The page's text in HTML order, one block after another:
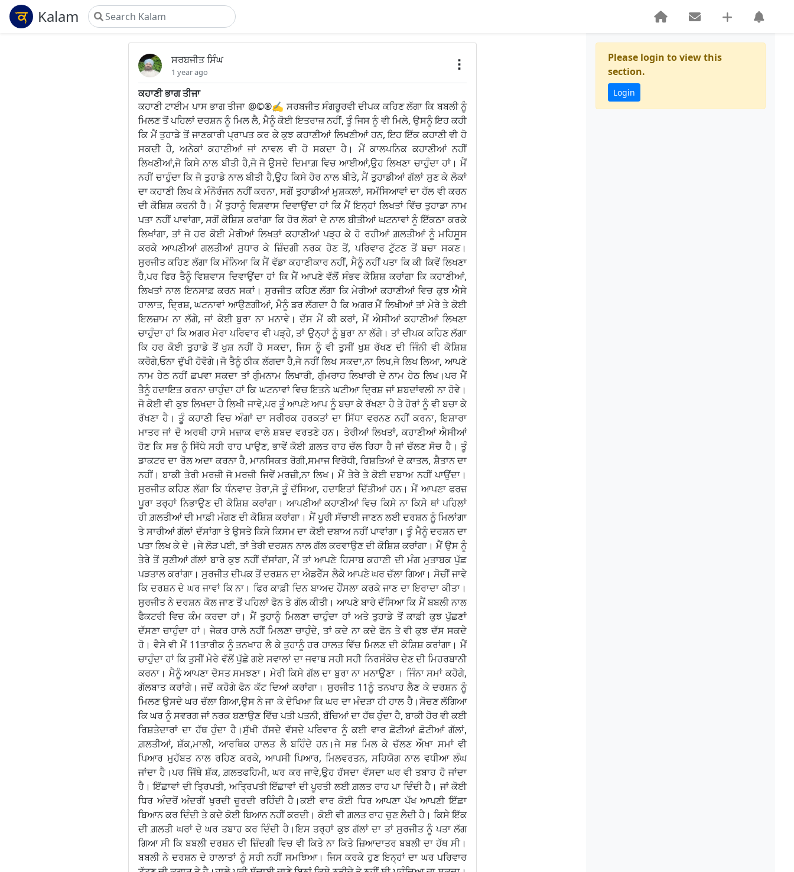
Kalam
ਸਰਬਜੀਤ ਸਿੰਘ
1 year ago
ਕਹਾਣੀ ਭਾਗ ਤੀਜਾ
ਕਹਾਣੀ ਟਾਈਮ ਪਾਸ ਭਾਗ ਤੀਜਾ @©®✍️ ਸਰਬਜੀਤ ਸੰਗਰੂਰਵੀ ਦੀਪਕ ਕਹਿਣ ਲੱਗਾ ਕਿ ਬਬਲੀ ਨੂੰ
ਮਿਲਣ ਤੋਂ ਪਹਿਲਾਂ ਦਰਸ਼ਨ ਨੂੰ ਮਿਲ ਲੈ, ਮੈਨੂੰ ਕੋਈ ਇਤਰਾਜ਼ ਨਹੀਂ, ਤੂੰ ਜਿਸ ਨੂੰ ਵੀ ਮਿਲੇ, ਉਸਨੂੰ ਇਹ ਕਹੀ
ਕਿ ਮੈਂ ਤੁਹਾਡੇ ਤੋਂ ਜਾਣਕਾਰੀ ਪ੍ਰਾਪਤ ਕਰ ਕੇ ਕੁਝ ਕਹਾਣੀਆਂ ਲਿਖਣੀਆਂ ਹਨ, ਇਹ ਇੱਕ ਕਹਾਣੀ ਵੀ ਹੋ
ਸਕਦੀ ਹੈ, ਅਨੇਕਾਂ ਕਹਾਣੀਆਂ ਜਾਂ ਨਾਵਲ ਵੀ ਹੋ ਸਕਦਾ ਹੈ। ਮੈਂ ਕਾਲਪਨਿਕ ਕਹਾਣੀਆਂ ਨਹੀਂ
ਲਿਖਣੀਆਂ,ਜੋ ਕਿਸੇ ਨਾਲ ਬੀਤੀ ਹੈ,ਜੋ ਜੋ ਉਸਦੇ ਦਿਮਾਗ਼ ਵਿਚ ਆਈਆਂ,ਉਹ ਲਿਖਣਾ ਚਾਹੁੰਦਾ ਹਾਂ। ਮੈਂ
ਨਹੀਂ ਚਾਹੁੰਦਾ ਕਿ ਜੋ ਤੁਹਾਡੇ ਨਾਲ ਬੀਤੀ ਹੈ,ਉਹ ਕਿਸੇ ਹੋਰ ਨਾਲ ਬੀਤੇ, ਮੈਂ ਤੁਹਾਡੀਆਂ ਗੱਲਾਂ ਸੁਣ ਕੇ ਲੋਕਾਂ
ਦਾ ਕਹਾਣੀ ਲਿਖ ਕੇ ਮੰਨੋਰੰਜਨ ਨਹੀਂ ਕਰਨਾ, ਸਗੋਂ ਤੁਹਾਡੀਆਂ ਮੁਸ਼ਕਲਾਂ, ਸਮੱਸਿਆਵਾਂ ਦਾ ਹੱਲ ਵੀ ਕਰਨ
ਦੀ ਕੋਸ਼ਿਸ਼ ਕਰਨੀ ਹੈ। ਮੈਂ ਤੁਹਾਨੂੰ ਵਿਸ਼ਵਾਸ ਦਿਵਾਉਂਦਾ ਹਾਂ ਕਿ ਮੈਂ ਇਨ੍ਹਾਂ ਲਿਖਤਾਂ ਵਿੱਚ ਤੁਹਾਡਾ ਨਾਮ
ਪਤਾ ਨਹੀਂ ਪਾਵਾਂਗਾ, ਸਗੋਂ ਕੋਸ਼ਿਸ਼ ਕਰਾਂਗਾ ਕਿ ਹੋਰ ਲੋਕਾਂ ਦੇ ਨਾਲ ਬੀਤੀਆਂ ਘਟਨਾਵਾਂ ਨੂੰ ਇੱਕਠਾ ਕਰਕੇ
ਲਿਖਾਂਗਾ, ਤਾਂ ਜੋ ਹਰ ਕੋਈ ਮੇਰੀਆਂ ਲਿਖਤਾਂ ਕਹਾਣੀਆਂ ਪੜ੍ਹ ਕੇ ਹੋ ਰਹੀਆਂ ਗ਼ਲਤੀਆਂ ਨੂੰ ਮਹਿਸੂਸ
ਕਰਕੇ ਆਪਣੀਆਂ ਗਲਤੀਆਂ ਸੁਧਾਰ ਕੇ ਜ਼ਿੰਦਗੀ ਨਰਕ ਹੋਣ ਤੋਂ, ਪਰਿਵਾਰ ਟੁੱਟਣ ਤੋਂ ਬਚਾ ਸਕਣ।
ਸੁਰਜੀਤ ਕਹਿਣ ਲੱਗਾ ਕਿ ਮੰਨਿਆ ਕਿ ਮੈਂ ਵੱਡਾ ਕਹਾਣੀਕਾਰ ਨਹੀਂ, ਮੈਨੂੰ ਨਹੀਂ ਪਤਾ ਕਿ ਕੀ ਕਿਵੇਂ ਲਿਖਣਾ
ਹੈ,ਪਰ ਫਿਰ ਤੈਨੂੰ ਵਿਸ਼ਵਾਸ ਦਿਵਾਉਂਦਾ ਹਾਂ ਕਿ ਮੈਂ ਆਪਣੇ ਵੱਲੋਂ ਸੰਭਵ ਕੋਸ਼ਿਸ਼ ਕਰਾਂਗਾ ਕਿ ਕਹਾਣੀਆਂ,
ਲਿਖਤਾਂ ਨਾਲ ਇਨਸਾਫ਼ ਕਰਨ ਸਕਾਂ। ਸੁਰਜੀਤ ਕਹਿਣ ਲੱਗਾ ਕਿ ਮੇਰੀਆਂ ਕਹਾਣੀਆਂ ਵਿਚ ਕੁਝ ਐਸੇ
ਹਾਲਾਤ, ਦ੍ਰਿਸ਼, ਘਟਨਾਵਾਂ ਆਉਣਗੀਆਂ, ਮੈਨੂੰ ਡਰ ਲੱਗਦਾ ਹੈ ਕਿ ਅਗਰ ਮੈਂ ਲਿਖੀਆਂ ਤਾਂ ਮੇਰੇ ਤੇ ਕੋਈ
ਇਲਜ਼ਾਮ ਨਾ ਲੱਗੇ, ਜਾਂ ਕੋਈ ਬੁਰਾ ਨਾ ਮਨਾਵੇ। ਦੱਸ ਮੈਂ ਕੀ ਕਰਾਂ, ਮੈਂ ਐਸੀਆਂ ਕਹਾਣੀਆਂ ਲਿਖਣਾ
ਚਾਹੁੰਦਾ ਹਾਂ ਕਿ ਅਗਰ ਮੇਰਾ ਪਰਿਵਾਰ ਵੀ ਪੜ੍ਹੇ, ਤਾਂ ਉਨ੍ਹਾਂ ਨੂੰ ਬੁਰਾ ਨਾ ਲੱਗੇ। ਤਾਂ ਦੀਪਕ ਕਹਿਣ ਲੱਗਾ
ਕਿ ਹਰ ਕੋਈ ਤੁਹਾਡੇ ਤੋਂ ਖੁਸ਼ ਨਹੀਂ ਹੋ ਸਕਦਾ, ਜਿਸ ਨੂੰ ਵੀ ਤੁਸੀਂ ਖੁਸ਼ ਰੱਖਣ ਦੀ ਜਿੰਨੀ ਵੀ ਕੋਸ਼ਿਸ਼
ਕਰੋਗੇ,ਓਨਾ ਦੁੱਖੀ ਹੋਵੋਗੇ।ਜੋ ਤੈਨੂੰ ਠੀਕ ਲੱਗਦਾ ਹੈ,ਜੇ ਨਹੀਂ ਲਿਖ ਸਕਦਾ,ਨਾ ਲਿਖ,ਜੇ ਲਿਖ ਲਿਆ, ਆਪਣੇ
ਨਾਮ ਹੇਠ ਨਹੀਂ ਛਪਵਾ ਸਕਦਾ ਤਾਂ ਗੁੰਮਨਾਮ ਲਿਖਾਰੀ, ਗੁੰਮਰਾਹ ਲਿਖਾਰੀ ਦੇ ਨਾਮ ਹੇਠ ਲਿਖ।ਪਰ ਮੈਂ
ਤੈਨੂੰ ਹਦਾਇਤ ਕਰਨਾ ਚਾਹੁੰਦਾ ਹਾਂ ਕਿ ਘਟਨਾਵਾਂ ਵਿਚ ਇਤਨੇ ਘਟੀਆ ਦ੍ਰਿਸ਼ ਜਾਂ ਸ਼ਬਦਾਂਵਲੀ ਨਾ ਹੋਵੇ।
ਜੋ ਕੋਈ ਵੀ ਕੁਝ ਲਿਖਦਾ ਹੈ ਲਿਖੀ ਜਾਵੇ,ਪਰ ਤੂੰ ਆਪਣੇ ਆਪ ਨੂੰ ਬਚਾ ਕੇ ਰੱਖਣਾ ਹੈ ਤੇ ਹੋਰਾਂ ਨੂੰ ਵੀ ਬਚਾ ਕੇ
ਰੱਖਣਾ ਹੈ। ਤੂੰ ਕਹਾਣੀ ਵਿਚ ਅੰਗਾਂ ਦਾ ਸਰੀਰਕ ਹਰਕਤਾਂ ਦਾ ਸਿੱਧਾ ਵਰਨਣ ਨਹੀਂ ਕਰਨਾ, ਇਸ਼ਾਰਾ
ਮਾਤਰ ਜਾਂ ਦੋ ਅਰਥੀ ਹਾਸੇ ਮਜ਼ਾਕ ਵਾਲੇ ਸ਼ਬਦ ਵਰਤਣੇ ਹਨ। ਤੇਰੀਆਂ ਲਿਖਤਾਂ, ਕਹਾਣੀਆਂ ਐਸੀਆਂ
ਹੋਣ ਕਿ ਸਭ ਨੂੰ ਸਿੱਧੇ ਸਹੀ ਰਾਹ ਪਾਉਣ, ਭਾਵੇਂ ਕੋਈ ਗ਼ਲਤ ਰਾਹ ਚੱਲ ਰਿਹਾ ਹੈ ਜਾਂ ਚੱਲਣ ਸੋਚ ਹੈ। ਤੂੰ
ਡਾਕਟਰ ਦਾ ਰੋਲ ਅਦਾ ਕਰਨਾ ਹੈ, ਮਾਨਸਿਕਤ ਰੋਗੀ,ਸਮਾਜ ਵਿਰੋਧੀ, ਰਿਸ਼ਤਿਆਂ ਦੇ ਕਾਤਲ, ਸ਼ੈਤਾਨ ਦਾ
ਨਹੀਂ। ਬਾਕੀ ਤੇਰੀ ਮਰਜ਼ੀ ਜੋ ਮਰਜ਼ੀ ਜਿਵੇਂ ਮਰਜ਼ੀ,ਨਾ ਲਿਖ। ਮੈਂ ਤੇਰੇ ਤੇ ਕੋਈ ਦਬਾਅ ਨਹੀਂ ਪਾਉਂਦਾ।
ਸੁਰਜੀਤ ਕਹਿਣ ਲੱਗਾ ਕਿ ਧੰਨਵਾਦ ਤੇਰਾ,ਜੋ ਤੂੰ ਦੱਸਿਆ, ਹਦਾਇਤਾਂ ਦਿੱਤੀਆਂ ਹਨ। ਮੈਂ ਆਪਣਾ ਫਰਜ਼
ਪੂਰਾ ਤਰ੍ਹਾਂ ਨਿਭਾਉਣ ਦੀ ਕੋਸ਼ਿਸ਼ ਕਰਾਂਗਾ। ਆਪਣੀਆਂ ਕਹਾਣੀਆਂ ਵਿਚ ਕਿਸੇ ਨਾ ਕਿਸੇ ਥਾਂ ਪਹਿਲਾਂ
ਹੀ ਗ਼ਲਤੀਆਂ ਦੀ ਮਾਫ਼ੀ ਮੰਗਣ ਦੀ ਕੋਸ਼ਿਸ਼ ਕਰਾਂਗਾ। ਮੈਂ ਪੂਰੀ ਸੱਚਾਈ ਜਾਣਨ ਲਈ ਦਰਸ਼ਨ ਨੂੰ ਮਿਲਾਂਗਾ
ਤੇ ਸਾਰੀਆਂ ਗੱਲਾਂ ਦੱਸਾਂਗਾ ਤੇ ਉਸਤੇ ਕਿਸੇ ਕਿਸਮ ਦਾ ਕੋਈ ਦਬਾਅ ਨਹੀਂ ਪਾਵਾਂਗਾ। ਤੂੰ ਮੈਨੂੰ ਦਰਸ਼ਨ ਦਾ
ਪਤਾ ਲਿਖ ਕੇ ਦੇ ।ਜੇ ਲੋੜ ਪਈ, ਤਾਂ ਤੇਰੀ ਦਰਸ਼ਨ ਨਾਲ ਗੱਲ ਕਰਵਾਉਣ ਦੀ ਕੋਸ਼ਿਸ਼ ਕਰਾਂਗਾ। ਮੈਂ ਉਸ ਨੂੰ
ਤੇਰੇ ਤੋਂ ਸੁਣੀਆਂ ਗੱਲਾਂ ਬਾਰੇ ਕੁਝ ਨਹੀਂ ਦੱਸਾਂਗਾ, ਮੈਂ ਤਾਂ ਆਪਣੇ ਹਿਸਾਬ ਕਹਾਣੀ ਦੀ ਮੰਗ ਮੁਤਾਬਕ ਪੁੱਛ
ਪੜਤਾਲ ਕਰਾਂਗਾ। ਸੁਰਜੀਤ ਦੀਪਕ ਤੋਂ ਦਰਸ਼ਨ ਦਾ ਐਡਰੈੱਸ ਲੈਕੇ ਆਪਣੇ ਘਰ ਚੱਲਾ ਗਿਆ। ਸੋਚੀਂ ਜਾਵੇ
ਕਿ ਦਰਸ਼ਨ ਦੇ ਘਰ ਜਾਵਾਂ ਕਿ ਨਾ। ਫਿਰ ਕਾਫ਼ੀ ਦਿਨ ਬਾਅਦ ਹੌਂਸਲਾ ਕਰਕੇ ਜਾਣ ਦਾ ਇਰਾਦਾ ਕੀਤਾ।
ਸੁਰਜੀਤ ਨੇ ਦਰਸ਼ਨ ਕੋਲ ਜਾਣ ਤੋਂ ਪਹਿਲਾਂ ਫੋਨ ਤੇ ਗੱਲ ਕੀਤੀ। ਆਪਣੇ ਬਾਰੇ ਦੱਸਿਆ ਕਿ ਮੈਂ ਬਬਲੀ ਨਾਲ
ਫੈਕਟਰੀ ਵਿਚ ਕੰਮ ਕਰਦਾ ਹਾਂ। ਮੈਂ ਤੁਹਾਨੂੰ ਮਿਲਣਾ ਚਾਹੁੰਦਾ ਹਾਂ ਅਤੇ ਤੁਹਾਡੇ ਤੋਂ ਕਾਫ਼ੀ ਕੁਝ ਪੁੱਛਣਾਂ
ਦੱਸਣਾ ਚਾਹੁੰਦਾ ਹਾਂ। ਜੇਕਰ ਹਾਲੇ ਨਹੀਂ ਮਿਲਣਾ ਚਾਹੁੰਦੇ, ਤਾਂ ਕਦੇ ਨਾ ਕਦੇ ਫੋਨ ਤੇ ਵੀ ਕੁਝ ਦੱਸ ਸਕਦੇ
ਹੋ। ਵੈਸੇ ਵੀ ਮੈਂ 11ਤਾਰੀਕ ਨੂੰ ਤਨਖਾਹ ਲੈ ਕੇ ਤੁਹਾਨੂੰ ਹਰ ਹਾਲਤ ਵਿੱਚ ਮਿਲਣ ਦੀ ਕੋਸ਼ਿਸ਼ ਕਰਾਂਗਾ। ਮੈਂ
ਚਾਹੁੰਦਾ ਹਾਂ ਕਿ ਤੁਸੀਂ ਮੇਰੇ ਵੱਲੋਂ ਪੁੱਛੇ ਗਏ ਸਵਾਲਾਂ ਦਾ ਜਵਾਬ ਸਹੀ ਸਹੀ ਨਿਰਸੰਕੋਚ ਦੇਣ ਦੀ ਮਿਹਰਬਾਨੀ
ਕਰਨਾ। ਮੈਨੂੰ ਆਪਣਾ ਦੋਸਤ ਸਮਝਣਾ। ਮੇਰੀ ਕਿਸੇ ਗੱਲ ਦਾ ਬੁਰਾ ਨਾ ਮਨਾਉਣਾ । ਜਿੰਨਾ ਸਮਾਂ ਕਹੋਗੇ,
ਗੱਲਬਾਤ ਕਰਾਂਗੇ। ਜਦੋਂ ਕਹੋਗੇ ਫੋਨ ਕੱਟ ਦਿਆਂ ਕਰਾਂਗਾ। ਸੁਰਜੀਤ 11ਨੂੰ ਤਨਖਾਹ ਲੈਣ ਕੇ ਦਰਸ਼ਨ ਨੂੰ
ਮਿਲਣ ਉਸਦੇ ਘਰ ਚੱਲਾ ਗਿਆ,ਉਸ ਨੇ ਜਾ ਕੇ ਦੇਖਿਆ ਕਿ ਘਰ ਦਾ ਮੰਦੜਾ ਹੀ ਹਾਲ ਹੈ।ਸੋਚਣ ਲੱਗਿਆ
ਕਿ ਘਰ ਨੂੰ ਸਵਰਗ ਜਾਂ ਨਰਕ ਬਣਾਉਣ ਵਿੱਚ ਪਤੀ ਪਤਨੀ, ਬੱਚਿਆਂ ਦਾ ਹੱਥ ਹੁੰਦਾ ਹੈ, ਬਾਕੀ ਹੋਰ ਵੀ ਕਈ
ਰਿਸ਼ਤੇਦਾਰਾਂ ਦਾ ਹੱਥ ਹੁੰਦਾ ਹੈ।ਸੁੱਖੀ ਹੱਸਦੇ ਵੱਸਦੇ ਪਰਿਵਾਰ ਨੂੰ ਕਈ ਵਾਰ ਛੋਟੀਆਂ ਛੋਟੀਆਂ ਗੱਲਾਂ,
ਗ਼ਲਤੀਆਂ, ਸ਼ੱਕ,ਮਾਲੀ, ਆਰਥਿਕ ਹਾਲਤ ਲੈ ਬਹਿੰਦੇ ਹਨ।ਜੇ ਸਭ ਮਿਲ ਕੇ ਚੱਲਣ ਔਖਾ ਸਮਾਂ ਵੀ
ਪਿਆਰ ਮੁਹੱਬਤ ਨਾਲ ਰਹਿਣ ਕਰਕੇ, ਆਪਸੀ ਪਿਆਰ, ਮਿਲਵਰਤਨ, ਸਹਿਯੋਗ ਨਾਲ ਵਧੀਆ ਲੰਘ
ਜਾਂਦਾ ਹੈ।ਪਰ ਜਿੱਥੇ ਸ਼ੱਕ, ਗ਼ਲਤਫਹਿਮੀ, ਘਰ ਕਰ ਜਾਵੇ,ਉਹ ਹੱਸਦਾ ਵੱਸਦਾ ਘਰ ਵੀ ਤਬਾਹ ਹੋ ਜਾਂਦਾ
ਹੈ। ਇੱਛਾਵਾਂ ਦੀ ਤ੍ਰਿਪਤੀ, ਅਤ੍ਰਿਪਤੀ ਇੱਛਾਵਾਂ ਦੀ ਪੂਰਤੀ ਲਈ ਗ਼ਲਤ ਰਾਹ ਪਾ ਦਿੰਦੀ ਹੈ। ਜਾਂ ਕੋਈ
ਧਿਰ ਅੰਦਰੋਂ ਅੰਦਰੀਂ ਖੁਰਦੀ ਚੂਰਦੀ ਰਹਿੰਦੀ ਹੈ।ਕਈ ਵਾਰ ਕੋਈ ਧਿਰ ਆਪਣਾ ਪੱਖ ਆਪਣੀ ਇੱਛਾ
ਬਿਆਨ ਕਰ ਦਿੰਦੀ ਤੇ ਕਦੇ ਕੋਈ ਬਿਆਨ ਨਹੀਂ ਕਰਦੀ। ਕੋਈ ਵੀ ਗ਼ਲਤ ਰਾਹ ਚੁਣ ਲੈਦੀ ਹੈ। ਕਿਸੇ ਇੱਕ
ਦੀ ਗ਼ਲਤੀ ਘਰਾਂ ਦੇ ਘਰ ਤਬਾਹ ਕਰ ਦਿੰਦੀ ਹੈ।ਇਸ ਤਰ੍ਹਾਂ ਕੁਝ ਗੱਲਾਂ ਦਾ ਤਾਂ ਸੁਰਜੀਤ ਨੂੰ ਪਤਾ ਲੱਗ
ਗਿਆ ਸੀ ਕਿ ਬਬਲੀ ਦਰਸ਼ਨ ਦੀ ਜ਼ਿੰਦਗੀ ਵਿਚ ਵੀ ਕਿਤੇ ਨਾ ਕਿਤੇ ਜ਼ਿਆਦਾਤਰ ਬਬਲੀ ਦਾ ਹੱਥ ਸੀ।
ਬਬਲੀ ਨੇ ਦਰਸ਼ਨ ਦੇ ਹਾਲਾਤਾਂ ਨੂੰ ਸਹੀ ਨਹੀਂ ਸਮਝਿਆ। ਜਿਸ ਕਰਕੇ ਹੁਣ ਇਨ੍ਹਾਂ ਦਾ ਘਰ ਪਰਿਵਾਰ
Please login to view this
section.
Login